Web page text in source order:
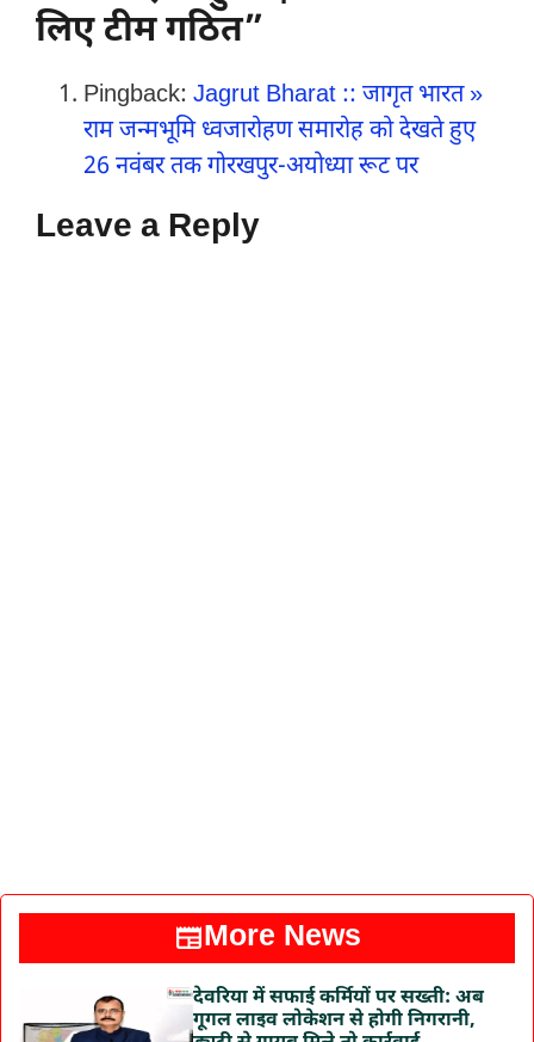
लिए टीम गठित”
Pingback: Jagrut Bharat :: जागृत भारत »
राम जन्मभूमि ध्वजारोहण समारोह को देखते हुए
26 नवंबर तक गोरखपुर-अयोध्या रूट पर
Leave a Reply
More News
देवरिया में सफाई कर्मियों पर सख्ती: अब
गूगल लाइव लोकेशन से होगी निगरानी,